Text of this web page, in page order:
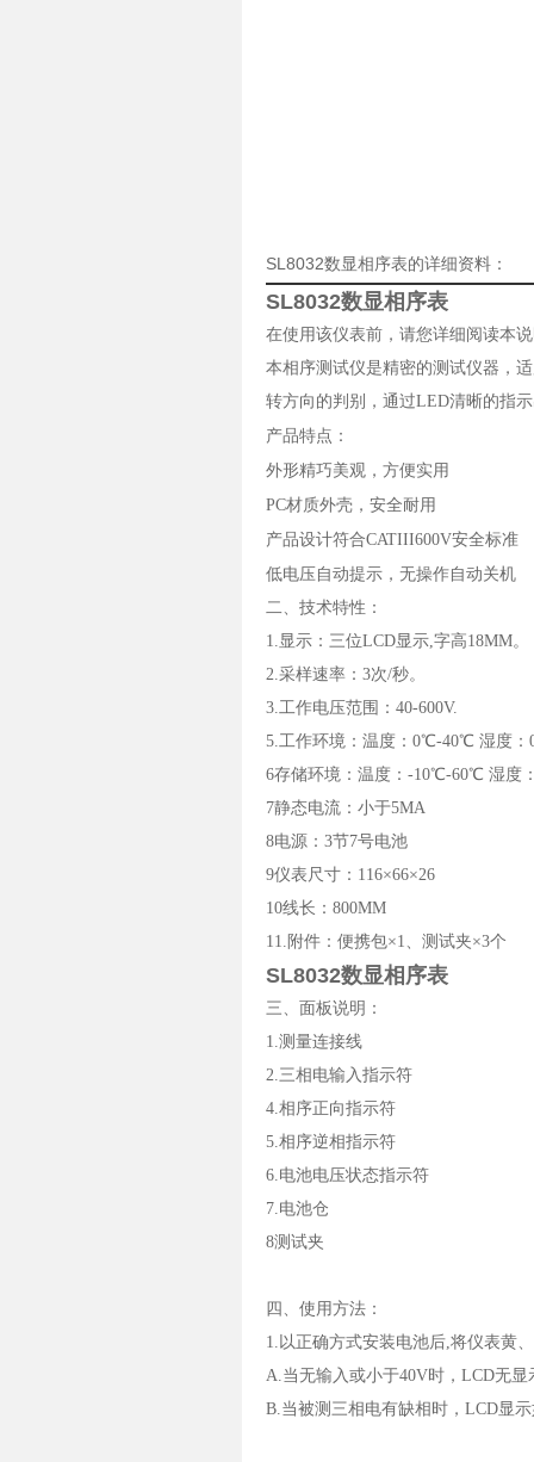
SL8032数显相序表的详细资料：
SL8032数显相序表
在使用该仪表前，请您详细阅读本
本相序测试仪是精密的测试仪器，
转方向的判别，通过LED清晰的指
产品特点：
外形精巧美观，方便实用
PC材质外壳，安全耐用
产品设计符合CATIII600V安全标准
低电压自动提示，无操作自动关机
二、技术特性：
1.显示：三位LCD显示,字高18MM。
2.采样速率：3次/秒。
3.工作电压范围：40-600V.
5.工作环境：温度：0℃-40℃ 湿度：
6存储环境：温度：-10℃-60℃ 湿度
7静态电流：小于5MA
8电源：3节7号电池
9仪表尺寸：116×66×26
10线长：800MM
11.附件：便携包×1、测试夹×3个
SL8032数显相序表
三、面板说明：
1.测量连接线
2.三相电输入指示符
4.相序正向指示符
5.相序逆相指示符
6.电池电压状态指示符
7.电池仓
8测试夹
四、使用方法：
1. 以正确方式安装电池后,将仪表黄
A.当无输入或小于40V时，LCD无显
B.当被测三相电有缺相时，LCD显